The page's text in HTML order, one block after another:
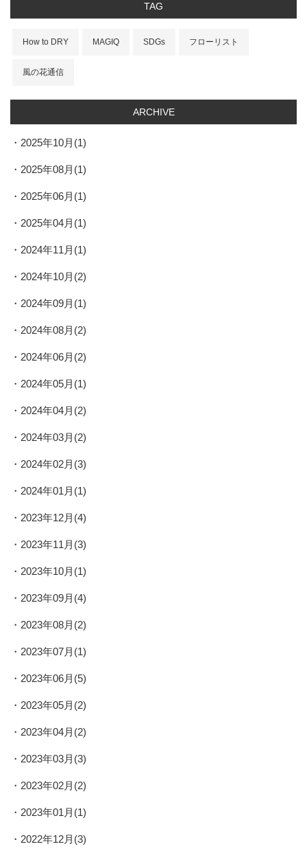
TAG
How to DRY MAGIQ SDGs フローリスト
風の花通信
ARCHIVE
2025年10月(1)
2025年08月(1)
2025年06月(1)
2025年04月(1)
2024年11月(1)
2024年10月(2)
2024年09月(1)
2024年08月(2)
2024年06月(2)
2024年05月(1)
2024年04月(2)
2024年03月(2)
2024年02月(3)
2024年01月(1)
2023年12月(4)
2023年11月(3)
2023年10月(1)
2023年09月(4)
2023年08月(2)
2023年07月(1)
2023年06月(5)
2023年05月(2)
2023年04月(2)
2023年03月(3)
2023年02月(2)
2023年01月(1)
2022年12月(3)